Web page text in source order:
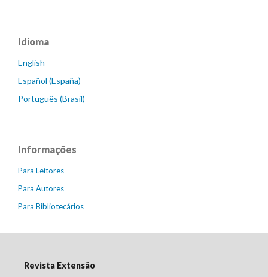
Idioma
English
Español (España)
Português (Brasil)
Informações
Para Leitores
Para Autores
Para Bibliotecários
Revista Extensão